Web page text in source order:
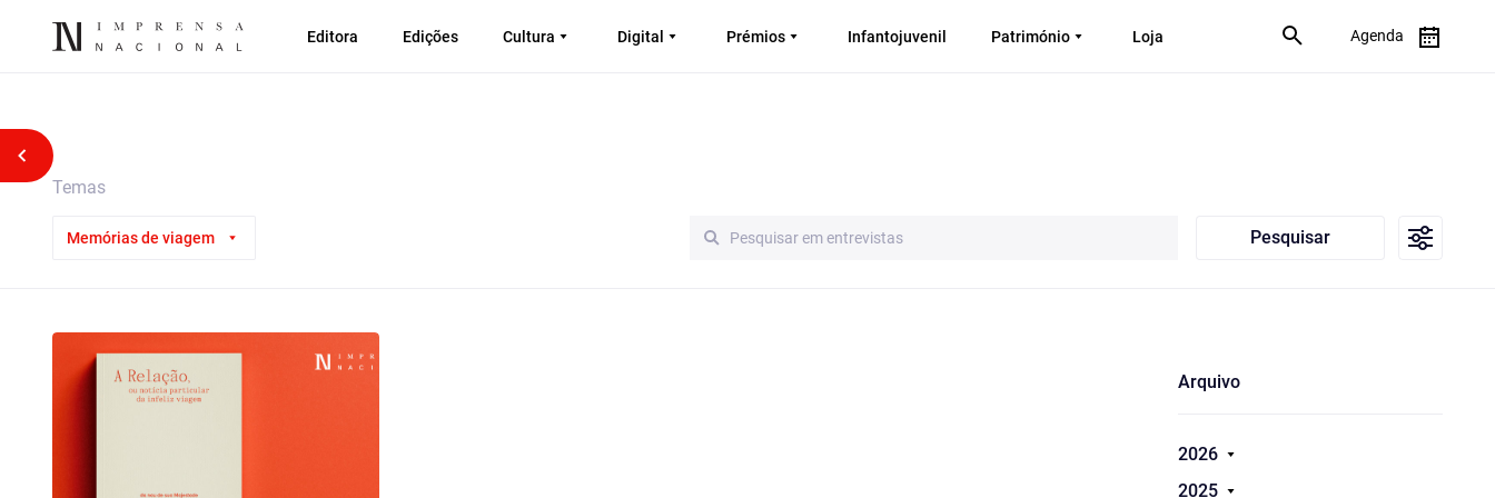
Editora Edições Cultura Digital Prémios Infantojuvenil Património Loja Agenda
Voltar atrás
Temas
Memórias de viagem Pesquisar
Arquivo
2026
2025